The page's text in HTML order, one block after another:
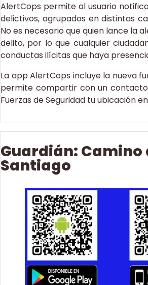
AlertCops permite al usuario
delictivos, agrupados en distintas
No es necesario que quien lance la
delito, por lo que cualquier
conductas ilícitas que haya
La app AlertCops incluye la nueva
permite compartir con un
Fuerzas de Seguridad tu ubicación
Guardián: Camino
Santiago